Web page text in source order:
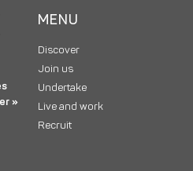
»
MENU
Discover
Join us
Undertake
Live and work
Recruit